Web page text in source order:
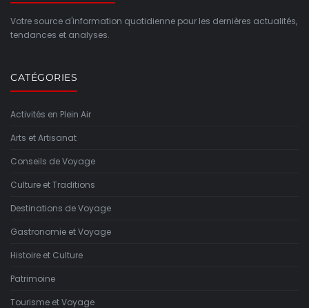
Votre source d'information quotidienne pour les dernières actualités,
tendances et analyses.
CATÉGORIES
Activités en Plein Air
Arts et Artisanat
Conseils de Voyage
Culture et Traditions
Destinations de Voyage
Gastronomie et Voyage
Histoire et Culture
Patrimoine
Tourisme et Voyage